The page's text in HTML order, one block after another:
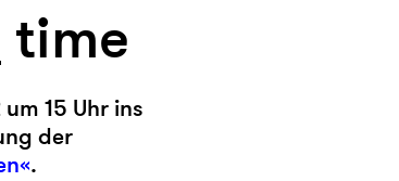
time
15 Uhr ins
der
.